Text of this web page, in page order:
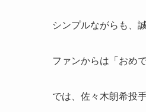
シンプルながらも、
ファンからは「おめ
では、佐々木朗希投